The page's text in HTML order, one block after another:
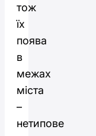
тож
їх
поява
в
межах
міста
–
нетипове